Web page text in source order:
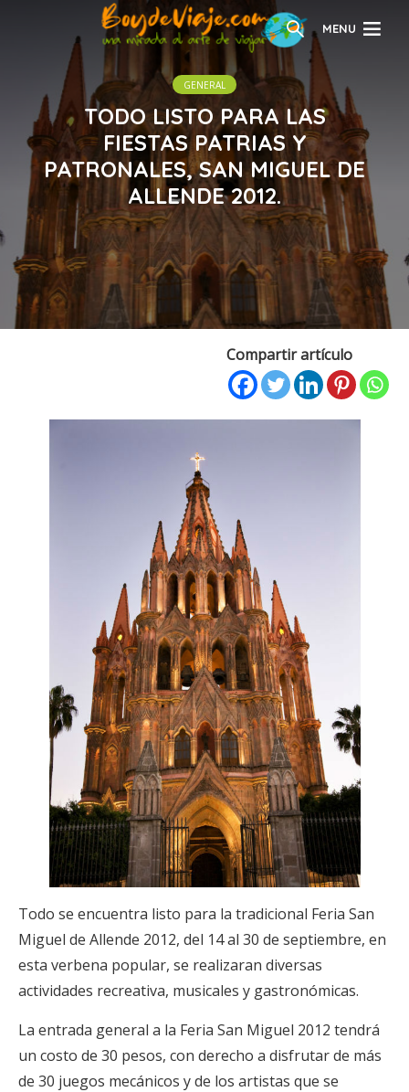
MENU
GENERAL
TODO LISTO PARA LAS
FIESTAS PATRIAS Y
PATRONALES, SAN MIGUEL DE
ALLENDE 2012.
Compartir artículo
Todo se encuentra listo para la tradicional Feria San
Miguel de Allende 2012, del 14 al 30 de septiembre, en
esta verbena popular, se realizaran diversas
actividades recreativa, musicales y gastronómicas.
La entrada general a la Feria San Miguel 2012 tendrá
un costo de 30 pesos, con derecho a disfrutar de más
de 30 juegos mecánicos y de los artistas que se